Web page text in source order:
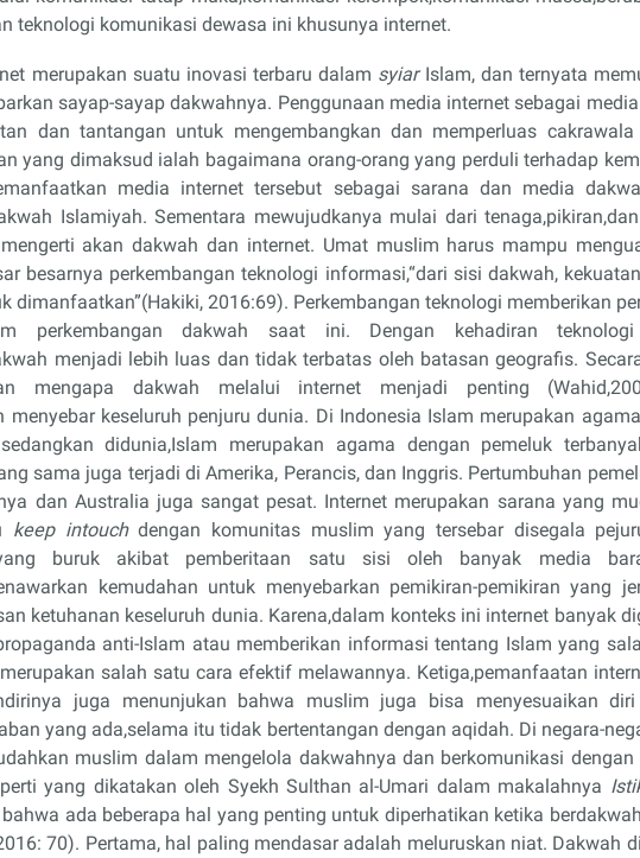
teknologi komunikasi dewasa ini khusunya internet.
merupakan suatu inovasi terbaru dalam syiarIslam, dan ternyata
sayap-sayap dakwahnya. Penggunaan media internet sebagai
dan tantangan untuk mengembangkan dan memperluas cakrawala
yang dimaksud ialah bagaimana orang-orang yang perduli terhadap
media internet tersebut sebagai sarana dan media
Islamiyah. Sementara mewujudkanya mulai dari
akan dakwah dan internet. Umat muslim harus mampu
besarnya perkembangan teknologi informasi,“dari sisi dakwah,
dimanfaatkan”(Hakiki, 2016:69). Perkembangan teknologi memberikan
perkembangan dakwah saat ini. Dengan kehadiran teknologi
menjadi lebih luas dan tidak terbatas oleh batasan geografis.
mengapa dakwah melalui internet menjadi penting
menyebar keseluruh penjuru dunia. Di Indonesia Islam merupakan
didunia,Islam merupakan agama dengan pemeluk
sama juga terjadi di Amerika, Perancis, dan Inggris. Pertumbuhan
dan Australia juga sangat pesat. Internet merupakan sarana yang
keep intouchdengan komunitas muslim yang tersebar disegala
buruk akibat pemberitaan satu sisi oleh banyak media
kemudahan untuk menyebarkan pemikiran-pemikiran yang
ketuhanan keseluruh dunia. Karena,dalam konteks ini internet banyak
anti-Islam atau memberikan informasi tentang Islam yang
salah satu cara efektif melawannya. Ketiga,pemanfaatan
juga menunjukan bahwa muslim juga bisa menyesuaikan diri
yang ada,selama itu tidak bertentangan dengan aqidah. Di negara-
muslim dalam mengelola dakwahnya dan berkomunikasi dengan
yang dikatakan oleh Syekh Sulthan al-Umari dalam makalahnya
bahwa ada beberapa hal yang penting untuk diperhatikan ketika
70). Pertama, hal paling mendasar adalah meluruskan niat. Dakwah